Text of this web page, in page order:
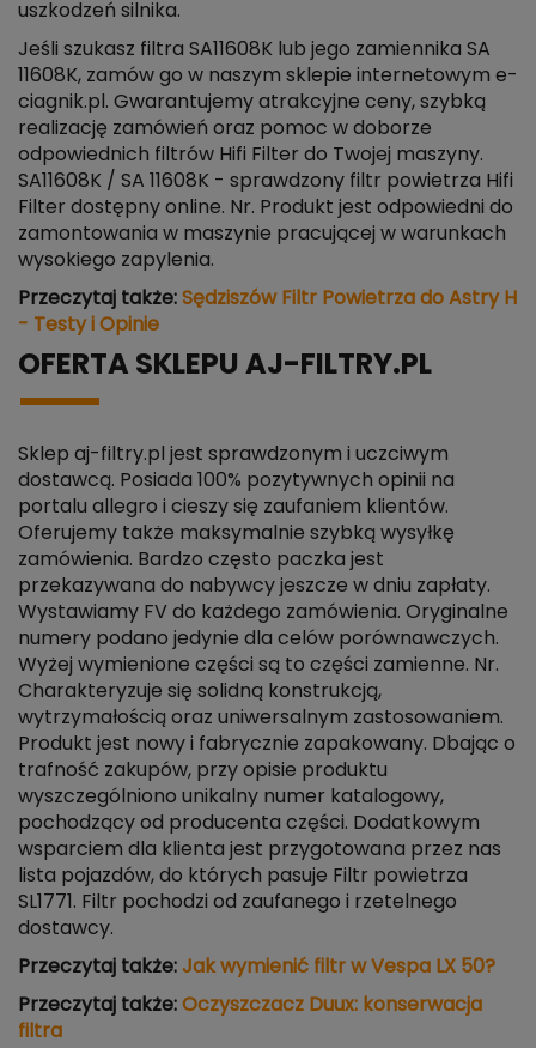
uszkodzeń silnika.
Jeśli szukasz filtra SA11608K lub jego zamiennika SA
11608K, zamów go w naszym sklepie internetowym e-
ciagnik.pl. Gwarantujemy atrakcyjne ceny, szybką
realizację zamówień oraz pomoc w doborze
odpowiednich filtrów Hifi Filter do Twojej maszyny.
SA11608K / SA 11608K - sprawdzony filtr powietrza Hifi
Filter dostępny online. Nr. Produkt jest odpowiedni do
zamontowania w maszynie pracującej w warunkach
wysokiego zapylenia.
Przeczytaj także: Sędziszów Filtr Powietrza do Astry H
- Testy i Opinie
OFERTA SKLEPU AJ-FILTRY.PL
Sklep aj-filtry.pl jest sprawdzonym i uczciwym
dostawcą. Posiada 100% pozytywnych opinii na
portalu allegro i cieszy się zaufaniem klientów.
Oferujemy także maksymalnie szybką wysyłkę
zamówienia. Bardzo często paczka jest
przekazywana do nabywcy jeszcze w dniu zapłaty.
Wystawiamy FV do każdego zamówienia. Oryginalne
numery podano jedynie dla celów porównawczych.
Wyżej wymienione części są to części zamienne. Nr.
Charakteryzuje się solidną konstrukcją,
wytrzymałością oraz uniwersalnym zastosowaniem.
Produkt jest nowy i fabrycznie zapakowany. Dbając o
trafność zakupów, przy opisie produktu
wyszczególniono unikalny numer katalogowy,
pochodzący od producenta części. Dodatkowym
wsparciem dla klienta jest przygotowana przez nas
lista pojazdów, do których pasuje Filtr powietrza
SL1771. Filtr pochodzi od zaufanego i rzetelnego
dostawcy.
Przeczytaj także: Jak wymienić filtr w Vespa LX 50?
Przeczytaj także: Oczyszczacz Duux: konserwacja
filtra